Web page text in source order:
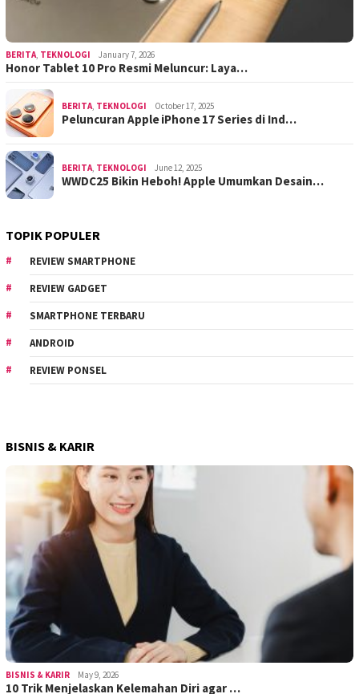
BERITA TEKNOLOGI January 7, 2026
Honor Tablet 10 Pro Resmi Meluncur: Laya…
BERITA TEKNOLOGI October 17, 2025
Peluncuran Apple iPhone 17 Series di Ind…
BERITA TEKNOLOGI June 12, 2025
WWDC25 Bikin Heboh! Apple Umumkan Desain…
TOPIK POPULER
REVIEW SMARTPHONE
REVIEW GADGET
SMARTPHONE TERBARU
ANDROID
REVIEW PONSEL
BISNIS & KARIR
BISNIS & KARIR May 9, 2026
10 Trik Menjelaskan Kelemahan Diri agar …